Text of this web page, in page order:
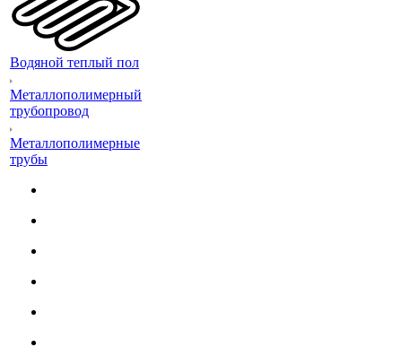
Водяной теплый пол
Металлополимерный
трубопровод
Металлополимерные
трубы